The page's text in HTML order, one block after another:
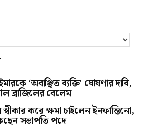
‘অবাঞ্ছিত ব্যক্তি’ ঘোষণার দাবি,
ব্রাজিলের বেলেম
করে ক্ষমা চাইলেন ইনফান্তিনো,
সভাপতি পদে